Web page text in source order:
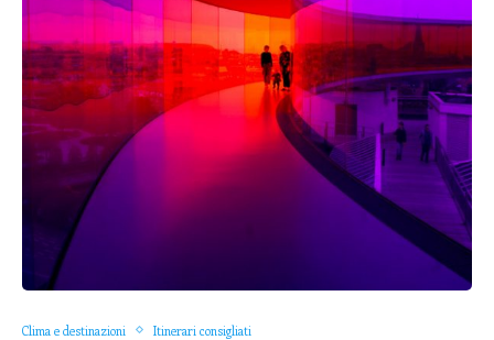
Clima e destinazioni Itinerari consigliati